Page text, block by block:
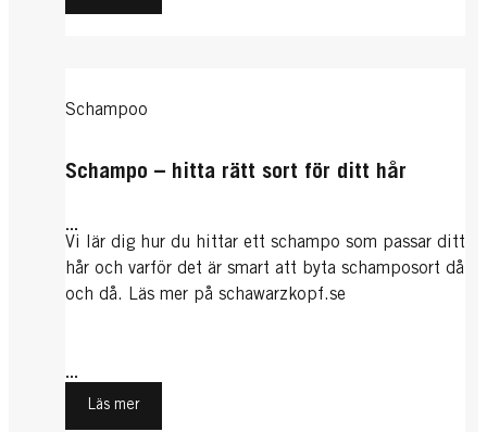
Schampoo
Schampo – hitta rätt sort för ditt hår
...
Vi lär dig hur du hittar ett schampo som passar ditt
hår och varför det är smart att byta schamposort då
och då. Läs mer på schawarzkopf.se
...
Läs mer